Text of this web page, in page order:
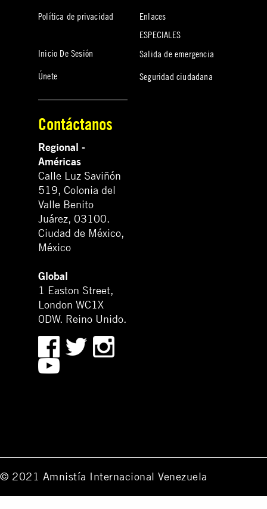
Política de privacidad
Inicio De Sesión
Únete
Enlaces
ESPECIALES
Salida de emergencia
Seguridad ciudadana
Contáctanos
Regional -
Américas
Calle Luz Saviñón
519, Colonia del
Valle Benito
Juárez, 03100.
Ciudad de México,
México
Global
1 Easton Street,
London WC1X
0DW. Reino Unido.
© 2021 Amnistía Internacional Venezuela